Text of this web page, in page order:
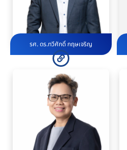
รศ. ดร.ทวีศักดิ์ กฤษเจริญ